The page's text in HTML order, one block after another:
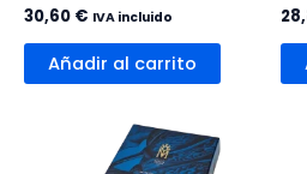
30,60 € IVA incluido
Añadir al carrito